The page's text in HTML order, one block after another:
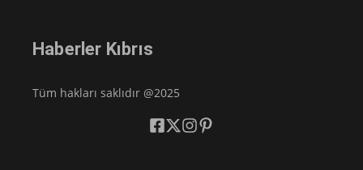
Haberler Kıbrıs
Tüm hakları saklıdır @2025